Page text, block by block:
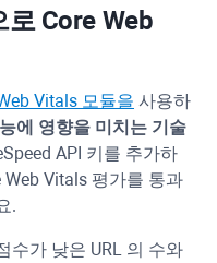
로 Core Web
Vitals 모듈을 사용하
에 영향을 미치는 기술
API 키를 추가하
Web Vitals 평가를 통과
.
수가 낮은 URL 의 수와